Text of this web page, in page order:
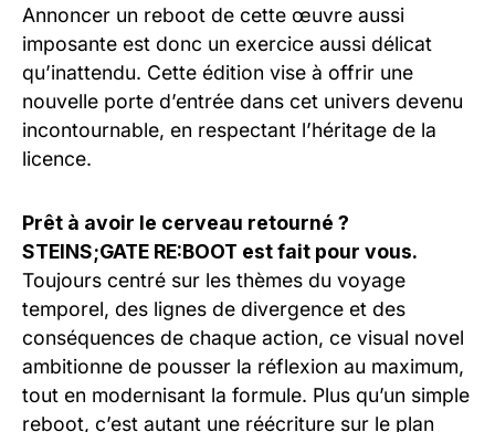
Annoncer un reboot de cette œuvre aussi
imposante est donc un exercice aussi délicat
qu’inattendu. Cette édition vise à offrir une
nouvelle porte d’entrée dans cet univers devenu
incontournable, en respectant l’héritage de la
licence.
Prêt à avoir le cerveau retourné ?
STEINS;GATE RE:BOOT est fait pour vous.
Toujours centré sur les thèmes du voyage
temporel, des lignes de divergence et des
conséquences de chaque action, ce visual novel
ambitionne de pousser la réflexion au maximum,
tout en modernisant la formule. Plus qu’un simple
reboot, c’est autant une réécriture sur le plan